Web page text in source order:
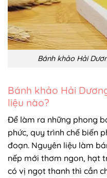
Bánh khảo Hải
Bánh khảo Hải
liệu nào?
Để làm ra những phong
phức, quy trình chế biến
đoạn. Nguyên liệu làm
nếp mới thơm ngon, hạt
có vị ngọt thanh thì cần